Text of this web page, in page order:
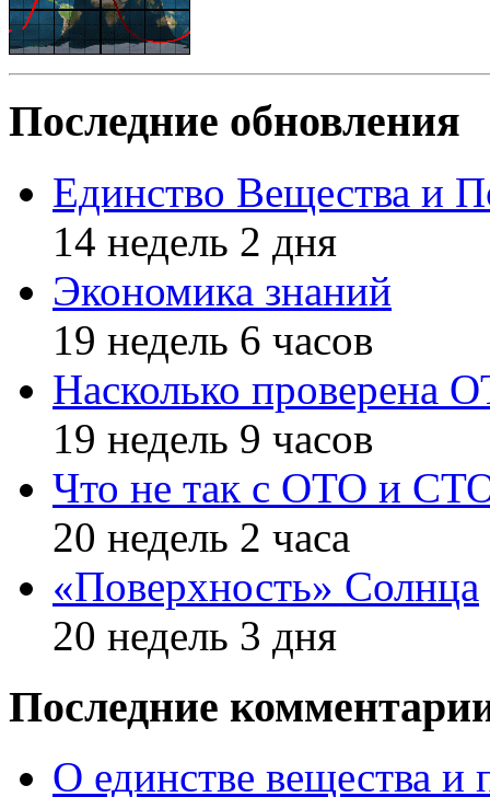
Последние обновления
Единство Вещества и
14 недель 2 дня
Экономика знаний
19 недель 6 часов
Насколько проверена
19 недель 9 часов
Что не так с ОТО и
20 недель 2 часа
«Поверхность» Солнца
20 недель 3 дня
Последние
О единстве вещества и